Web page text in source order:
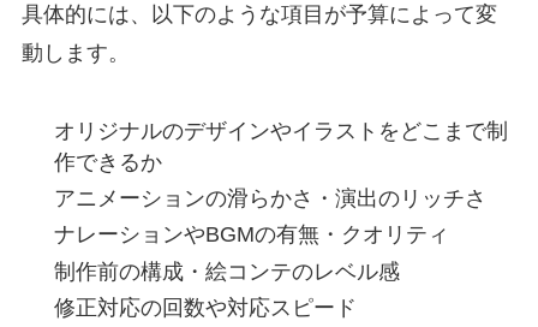
具体的には、以下のような項目が予算によって変
動します。
オリジナルのデザインやイラストをどこまで制
作できるか
アニメーションの滑らかさ・演出のリッチさ
ナレーションやBGMの有無・クオリティ
制作前の構成・絵コンテのレベル感
修正対応の回数や対応スピード